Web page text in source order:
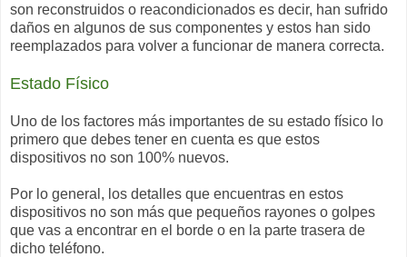
son reconstruidos o reacondicionados es decir, han sufrido
daños en algunos de sus componentes y estos han sido
reemplazados para volver a funcionar de manera correcta.
Estado Físico
Uno de los factores más importantes de su estado físico lo
primero que debes tener en cuenta es que estos
dispositivos no son 100% nuevos.
Por lo general, los detalles que encuentras en estos
dispositivos no son más que pequeños rayones o golpes
que vas a encontrar en el borde o en la parte trasera de
dicho teléfono.